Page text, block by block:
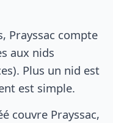
Prayssac compte
aux nids
Plus un nid est
est simple.
couvre Prayssac,